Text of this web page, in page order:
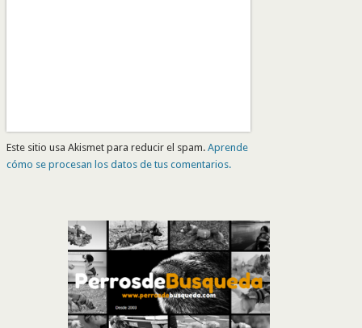
Este sitio usa Akismet para reducir el spam. Aprende
cómo se procesan los datos de tus comentarios.